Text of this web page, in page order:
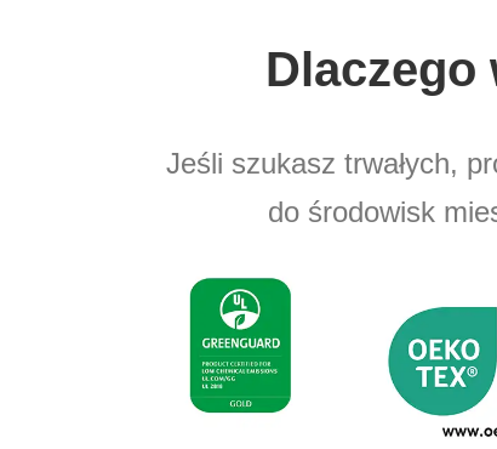
Dlaczego
Jeśli szukasz trwałych,
do środowisk